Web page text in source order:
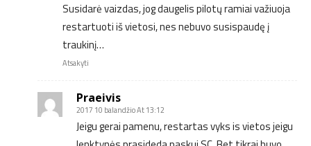
Susidarė vaizdas, jog daugelis pilotų ramiai važiuoja
restartuoti iš vietosi, nes nebuvo susispaudę į
traukinį…
Atsakyti
Praeivis
2017 10 balandžio At 13:12
Jeigu gerai pamenu, restartas vyks is vietos jeigu